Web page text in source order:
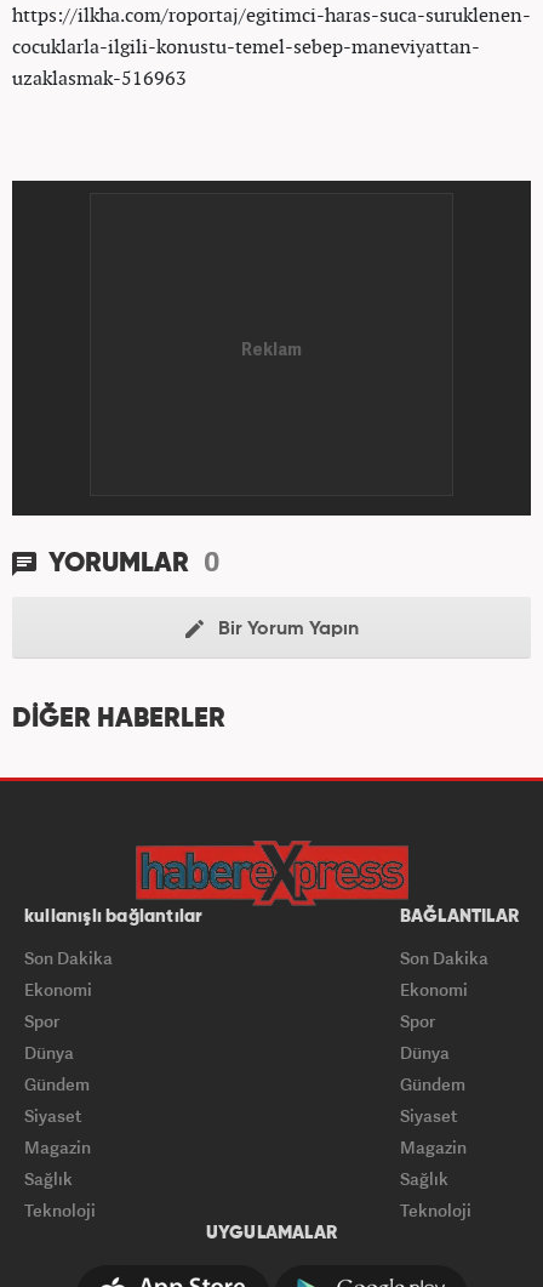
https://ilkha.com/roportaj/egitimci-haras-suca-suruklenen-
cocuklarla-ilgili-konustu-temel-sebep-maneviyattan-
uzaklasmak-516963
YORUMLAR 0
Bir Yorum Yapın
DİĞER HABERLER
kullanışlı bağlantılar
Son Dakika
Ekonomi
Spor
Dünya
Gündem
Siyaset
Magazin
Sağlık
Teknoloji
BAĞLANTILAR
Son Dakika
Ekonomi
Spor
Dünya
Gündem
Siyaset
Magazin
Sağlık
Teknoloji
UYGULAMALAR